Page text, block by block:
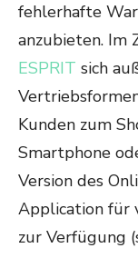
fehlerhafte
anzubieten. Im
ESPRIT sich
Kunden zum
Smartphone
Version des
Application für
zur Verfügung